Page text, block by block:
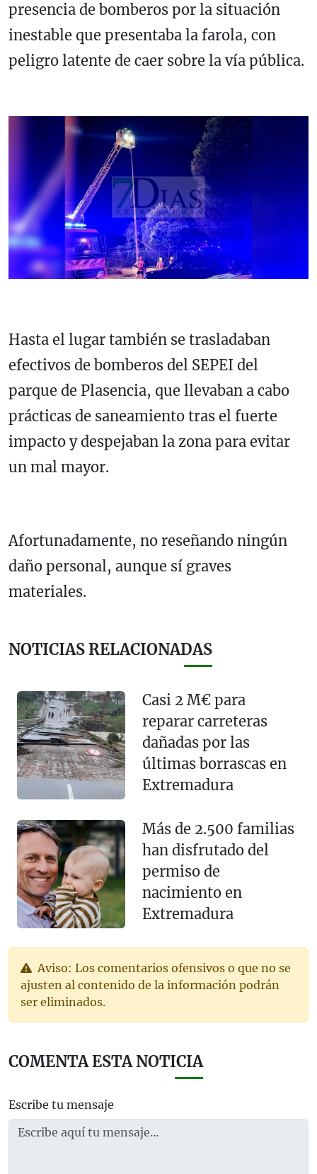
presencia de bomberos por la situación
inestable que presentaba la farola, con
peligro latente de caer sobre la vía pública.
Hasta el lugar también se trasladaban
efectivos de bomberos del SEPEI del
parque de Plasencia, que llevaban a cabo
prácticas de saneamiento tras el fuerte
impacto y despejaban la zona para evitar
un mal mayor.
Afortunadamente, no reseñando ningún
daño personal, aunque sí graves
materiales.
NOTICIAS RELACIONADAS
Casi 2 M€ para
reparar carreteras
dañadas por las
últimas borrascas en
Extremadura
Más de 2.500 familias
han disfrutado del
permiso de
nacimiento en
Extremadura
Aviso: Los comentarios ofensivos o que no se
ajusten al contenido de la información podrán
ser eliminados.
COMENTA ESTA NOTICIA
Escribe tu mensaje